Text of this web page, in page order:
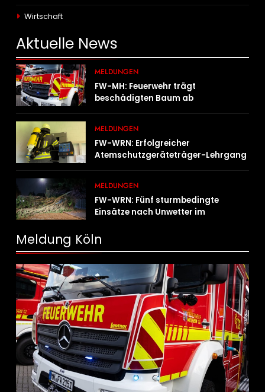
Wirtschaft
Aktuelle News
MELDUNGEN
FW-MH: Feuerwehr trägt
beschädigten Baum ab
MELDUNGEN
FW-WRN: Erfolgreicher
Atemschutzgeräteträger-Lehrgang
MELDUNGEN
FW-WRN: Fünf sturmbedingte
Einsätze nach Unwetter im
Meldung Köln